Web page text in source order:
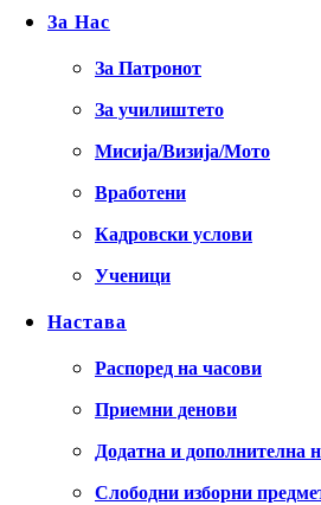
За Нас
За Патронот
За училиштето
Мисија/Визија/Мото
Вработени
Кадровски услови
Ученици
Настава
Распоред на часови
Приемни денови
Додатна и дополнителна
Слободни изборни